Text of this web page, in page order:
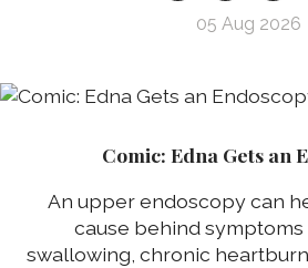
05 Aug 2026
Comic: Edna Gets an
An upper endoscopy can
cause behind
swallowing, chronic